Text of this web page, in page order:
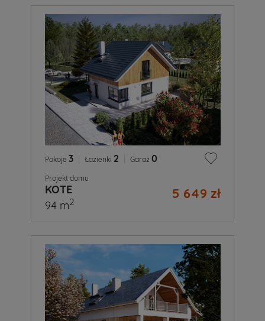
Pokoje 3 Łazienki 2 Garaż 0
Projekt domu
KOTE 5 649 zł
94 m2